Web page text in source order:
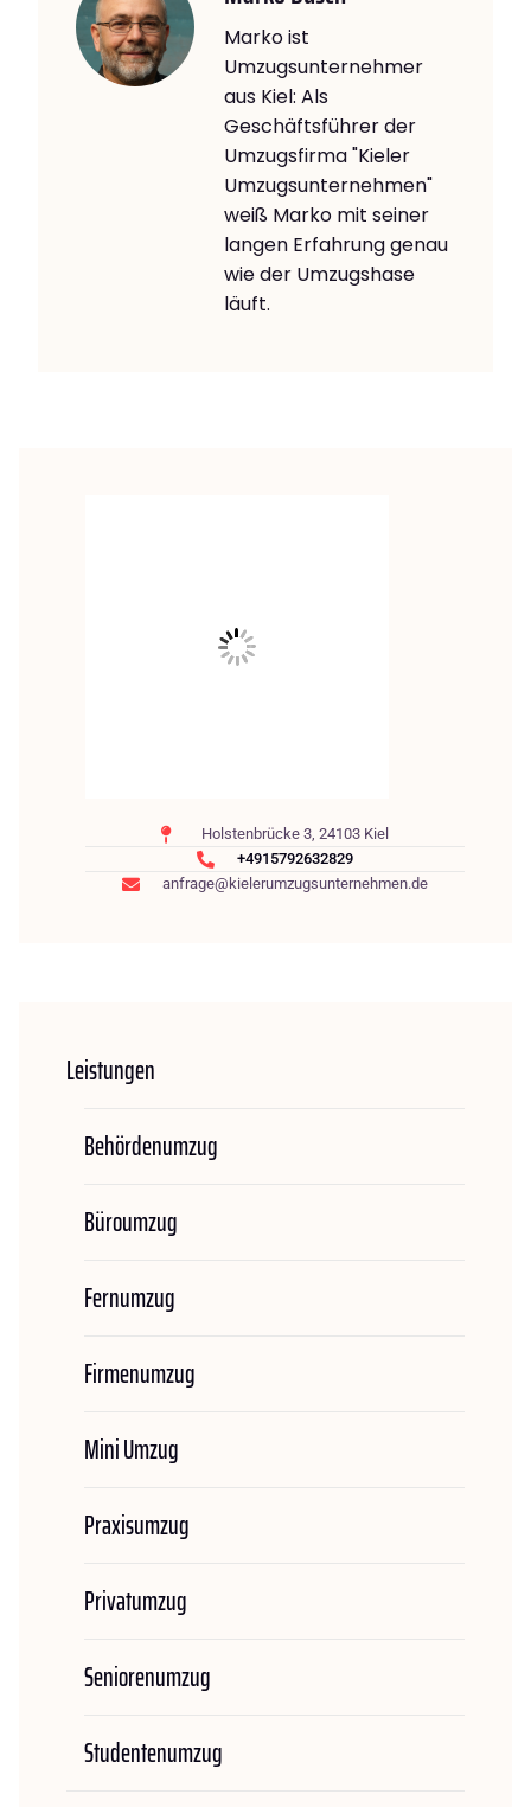
Marko ist
Umzugsunternehmer
aus Kiel: Als
Geschäftsführer der
Umzugsfirma "Kieler
Umzugsunternehmen"
weiß Marko mit seiner
langen Erfahrung genau
wie der Umzugshase
läuft.
Holstenbrücke 3, 24103 Kiel
+4915792632829
anfrage@kielerumzugsunternehmen.de
Leistungen
Behördenumzug
Büroumzug
Fernumzug
Firmenumzug
Mini Umzug
Praxisumzug
Privatumzug
Seniorenumzug
Studentenumzug